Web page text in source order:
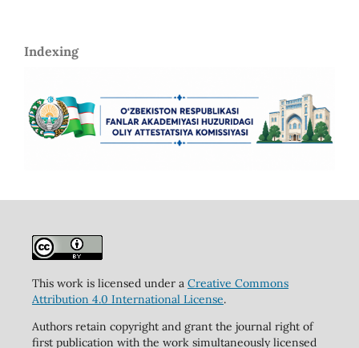
Indexing
This work is licensed under a Creative Commons
Attribution 4.0 International License.
Authors retain copyright and grant the journal right of
first publication with the work simultaneously licensed